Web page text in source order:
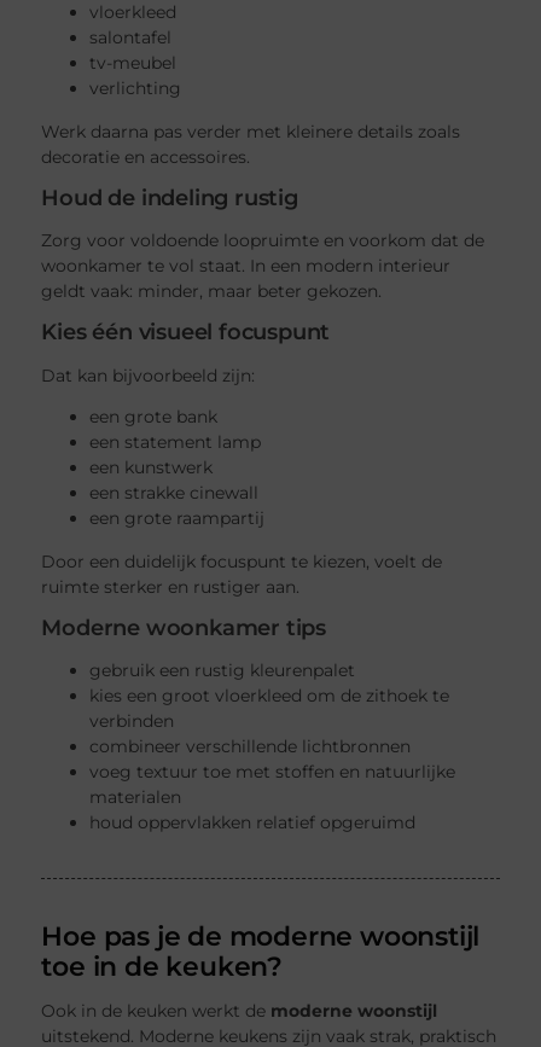
vloerkleed
salontafel
tv-meubel
verlichting
Werk daarna pas verder met kleinere details zoals
decoratie en accessoires.
Houd de indeling rustig
Zorg voor voldoende loopruimte en voorkom dat de
woonkamer te vol staat. In een modern interieur
geldt vaak: minder, maar beter gekozen.
Kies één visueel focuspunt
Dat kan bijvoorbeeld zijn:
een grote bank
een statement lamp
een kunstwerk
een strakke cinewall
een grote raampartij
Door een duidelijk focuspunt te kiezen, voelt de
ruimte sterker en rustiger aan.
Moderne woonkamer tips
gebruik een rustig kleurenpalet
kies een groot vloerkleed om de zithoek te
verbinden
combineer verschillende lichtbronnen
voeg textuur toe met stoffen en natuurlijke
materialen
houd oppervlakken relatief opgeruimd
Hoe pas je de moderne woonstijl
toe in de keuken?
Ook in de keuken werkt de moderne woonstijl
uitstekend. Moderne keukens zijn vaak strak, praktisch